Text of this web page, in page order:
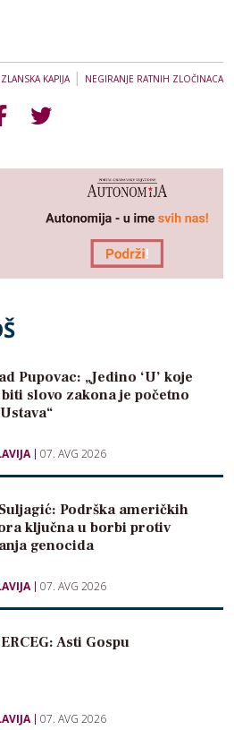
KAPIJA| NEGIRANJE RATNIH ZLOČINACA
Pupovac: „Jedino ‘U’ koje
slovo zakona je početno
07. AVG 2026
Podrška američkih
ključna u borbi protiv
genocida
07. AVG 2026
Asti Gospu
07. AVG 2026